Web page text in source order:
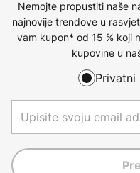
Nemojte propustiti naše
najnovije trendove u
vam kupon* od 15 % koji
kupovine u
Privatni